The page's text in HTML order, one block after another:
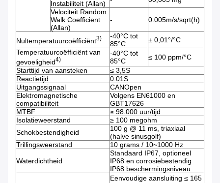
Instabiliteit (Allan)
Velociteit Random
Walk Coefficient
(Allan)
- 0.005m/s/sqrt(h)
Nultemperatuurcoëfficiënt3)
-40°C tot
85°C
± 0,01°/°C
Temperatuurcoëfficiënt van
gevoeligheid4)
-40°C tot
85°C
≤ 100 ppm/°C
Starttijd van aansteken
≤ 3,5S
Reactietijd
0.01S
Uitgangssignaal
CANOpen
Elektromagnetische
compatibiliteit
Volgens EN61000 en
GBT17626
MTBF
≥ 98.000 uur/tijd
Isolatieweerstand
≥ 100 megohm
Schokbestendigheid
100 g @ 11 ms, triaxiaal
(halve sinusgolf)
Trillingsweerstand
10 grams / 10~1000 Hz
Waterdichtheid
Standaard IP67, optioneel
IP68 en corrosiebestendig
IP68 beschermingsniveau
Eenvoudige aansluiting ≤ 165